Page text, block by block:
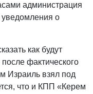
администрация
уведомления о
как будут
фактического
Израиль взял под
что и КПП «Керем